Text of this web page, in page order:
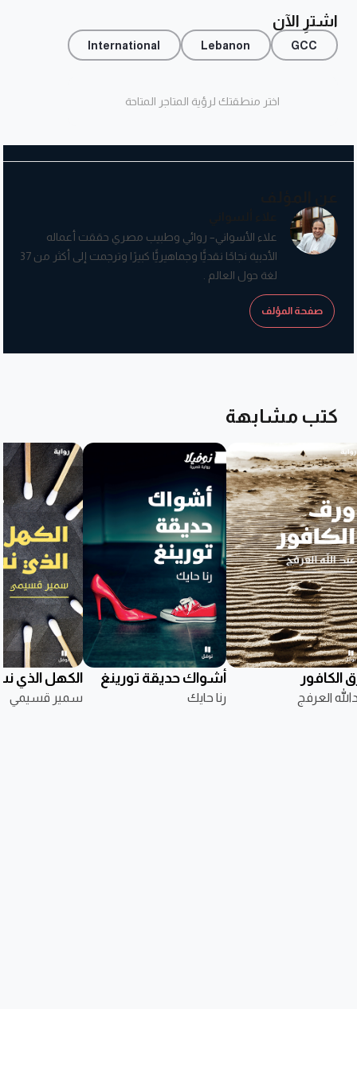
اشترِ الآن
GCC
Lebanon
International
اختر منطقتك لرؤية المتاجر المتاحة
علاء الأسواني– روائي وطبيب مصري حققت أعماله
الأدبية نجاحًا نقديًّا وجماهيريًّا كبيرًا وترجمت إلى أكثر من 37
لغة حول العالم .
صفحة المؤلف
كتب مشابهة
الكافور
العرفج
أشواك حديقة تورينغ
رنا حايك
الكهل الذي
سمير قسيمي